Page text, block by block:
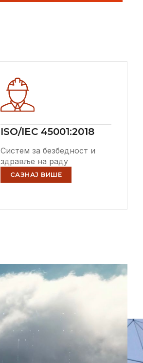
ISO/IEC 45001:2018
Систем за безбедност и
здравље на раду
САЗНАЈ ВИШЕ